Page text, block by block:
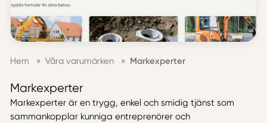
Hem » Våra varumärken » Markexperter
Markexperter
Markexperter är en trygg, enkel och smidig tjänst som
sammankopplar kunniga entreprenörer och